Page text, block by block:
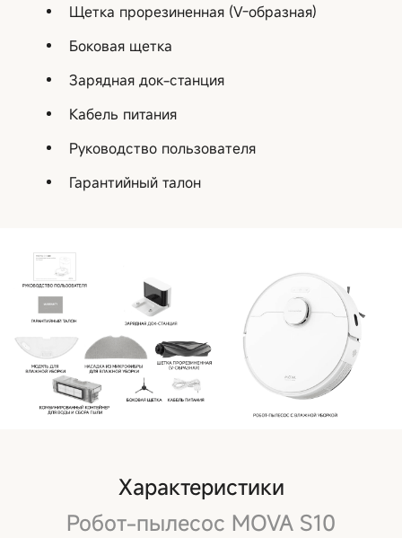
Щетка прорезиненная (V-образная)
Боковая щетка
Зарядная док-станция
Кабель питания
Руководство пользователя
Гарантийный талон
Характеристики
Робот-пылесос MOVA S10